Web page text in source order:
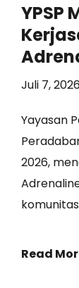
YPSP
Juli 7,
Yayasan
2026,
Read